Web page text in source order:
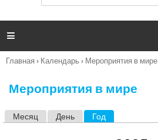
п
и

Вы
Главная › Календарь › Мероприятия в мире
Мероприятия в мире
Месяц День Год